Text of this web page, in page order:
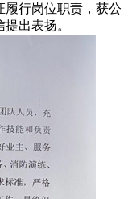
履行岗位职责，获公
出表扬。